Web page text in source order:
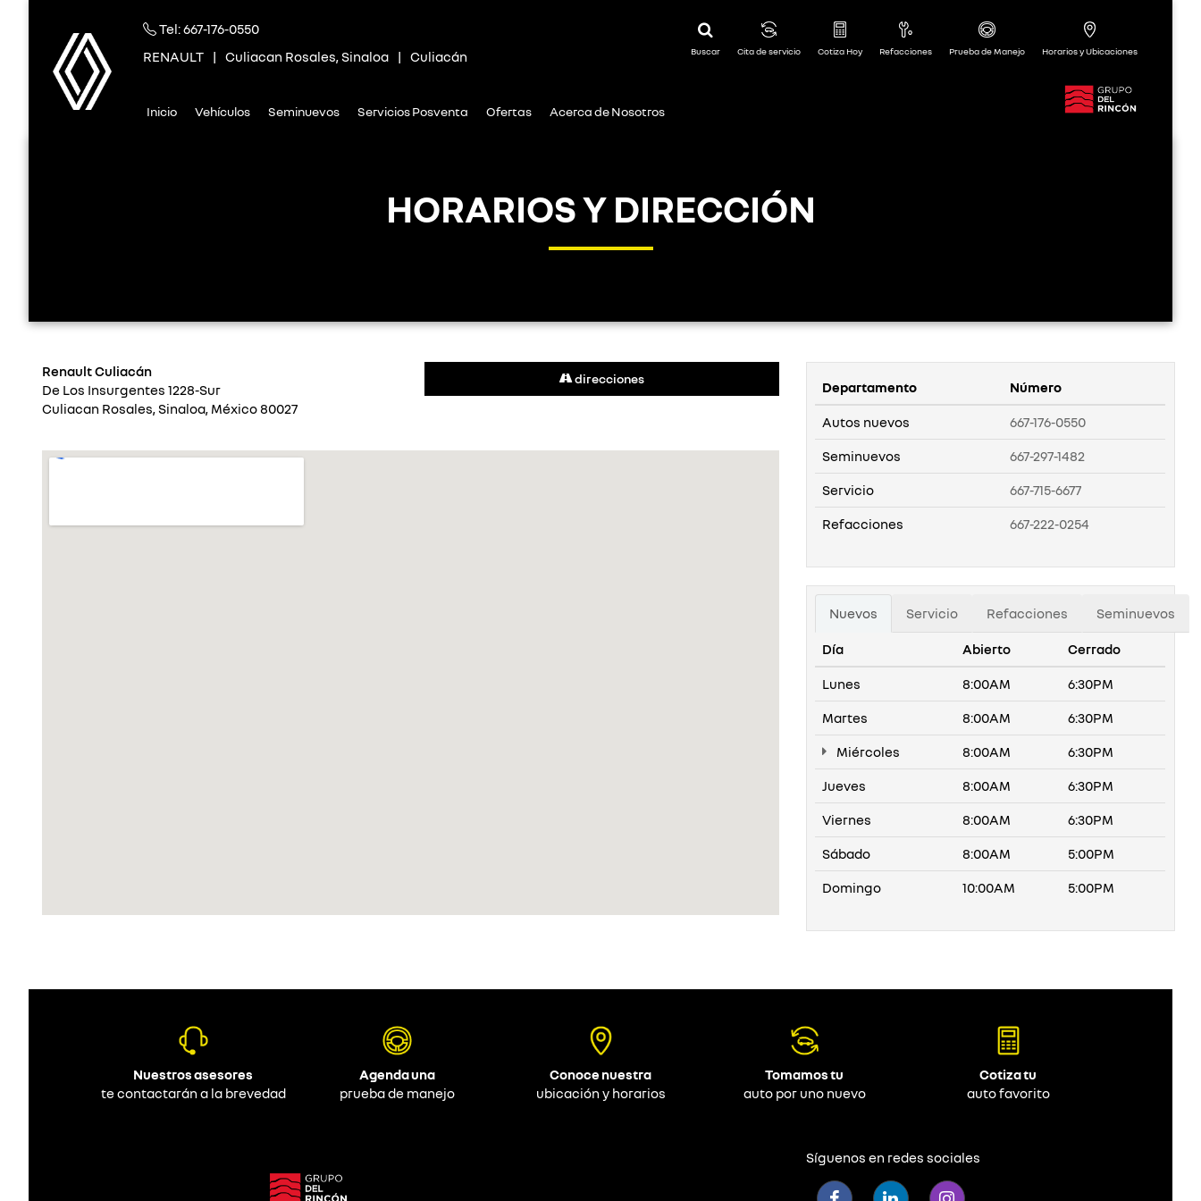
Tel:667-176-0550
RENAULT
| Culiacan Rosales, Sinaloa | Culiacán Buscar Cita de servicio Cotiza Hoy Refacciones Prueba de Manejo Horarios y Ubicaciones
Inicio Vehículos Seminuevos Servicios Posventa Ofertas Acerca de Nosotros
HORARIOS Y DIRECCIÓN
Renault Culiacán
De Los Insurgentes 1228-Sur
Culiacan Rosales, Sinaloa, México 80027
direcciones
Departamento Número
Autos nuevos 667-176-0550
Seminuevos 667-297-1482
Servicio 667-715-6677
Refacciones 667-222-0254
Nuevos Servicio Refacciones Seminuevos
Día Abierto Cerrado
Lunes 8:00AM 6:30PM
Martes 8:00AM 6:30PM
Miércoles 8:00AM 6:30PM
Jueves 8:00AM 6:30PM
Viernes 8:00AM 6:30PM
Sábado 8:00AM 5:00PM
Domingo 10:00AM 5:00PM
Nuestros asesores
te contactarán a la brevedad
Agenda una
prueba de manejo
Conoce nuestra
ubicación y horarios
Tomamos tu
auto por uno nuevo
Cotiza tu
auto favorito
Síguenos en redes sociales